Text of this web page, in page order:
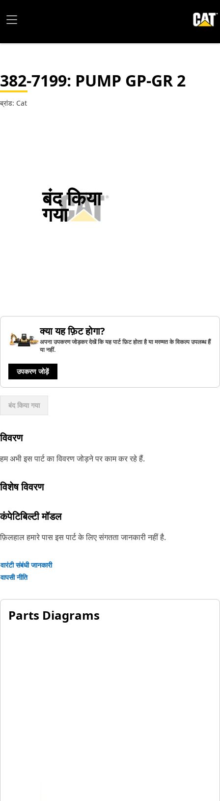
382-7199: PUMP GP-GR 2
ब्रांड: Cat
बंद किया
गया
क्या यह फ़िट होगा?
अपना उपकरण जोड़कर देखें कि यह पार्ट फ़िट होता है या मरम्मत के विकल्प उपलब्ध हैं
या नहीं.
उपकरण जोड़ें
बंद किया गया
विवरण
हम अभी इस पार्ट का विवरण जोड़ने पर काम कर रहे हैं.
विशेष विवरण
कंपेटिबिल्टी मॉडल
फ़िलहाल हमारे पास इस पार्ट के लिए संगतता जानकारी नहीं है.
वारंटी संबंधी जानकारी
वापसी नीति
Parts Diagrams